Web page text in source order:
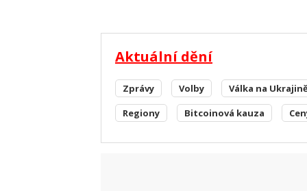
Aktuální dění
Zprávy Volby Válka na
Regiony
Bitcoinová kauza